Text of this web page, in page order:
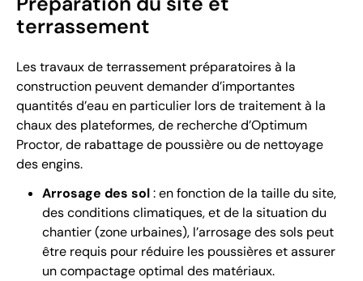
terrassement
Les travaux de terrassement préparatoires à la
construction peuvent demander d’importantes
quantités d’eau en particulier lors de traitement à la
chaux des plateformes, de recherche d’Optimum
Proctor, de rabattage de poussière ou de nettoyage
des engins.
Arrosage des sol: en fonction de la taille du site,
des conditions climatiques, et de la situation du
chantier (zone urbaines), l’arrosage des sols peut
être requis pour réduire les poussières et assurer
un compactage optimal des matériaux.